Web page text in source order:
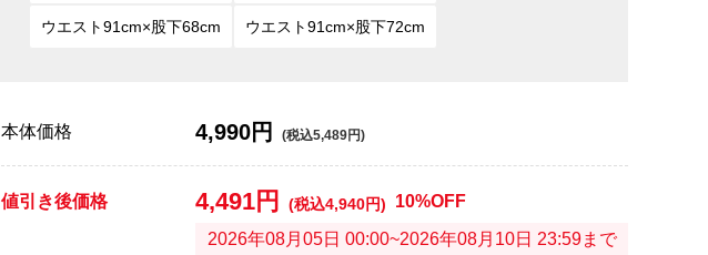
ウエスト91cm×股下68cm ウエスト91cm×股下72cm
本体価格 4,990円 (税込5,489円)
値引き後価格 4,491円 (税込4,940円) 10%OFF
2026年08月05日 00:00~2026年08月10日 23:59まで